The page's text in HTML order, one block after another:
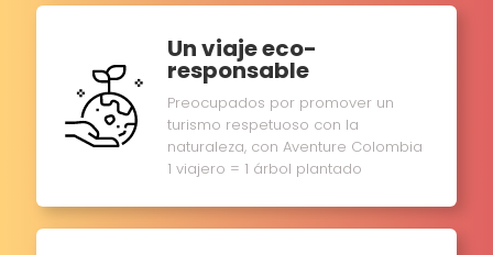
Un viaje eco-
responsable
Preocupados por promover un
turismo respetuoso con la
naturaleza, con Aventure Colombia
1 viajero = 1 árbol plantado